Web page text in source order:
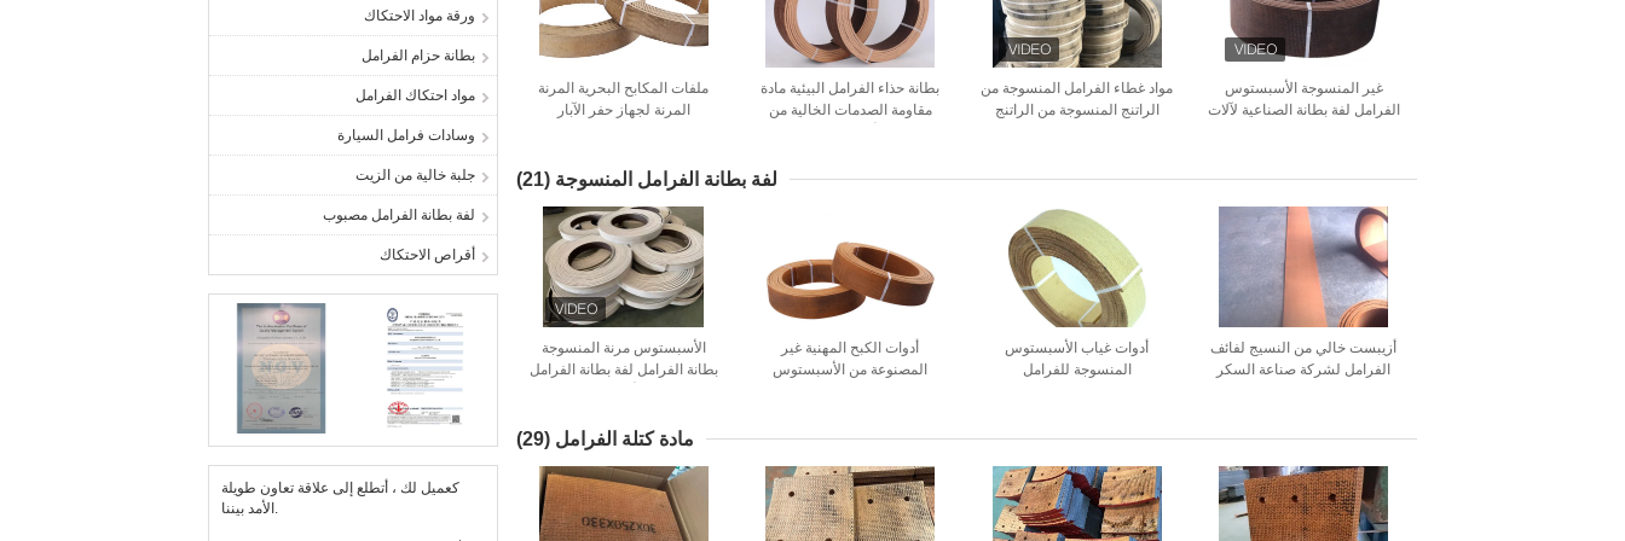
ورقة مواد الاحتكاك
بطانة حزام الفرامل
مواد احتكاك الفرامل
وسادات فرامل السيارة
جلبة خالية من الزيت
لفة بطانة الفرامل مصبوب
أقراص الاحتكاك
كعميل لك ، أتطلع إلى علاقة تعاون طويلة
الأمد بيننا.
ملفات المكابح البحرية المرنة
المرنة لجهاز حفر الآبار
بطانة حذاء الفرامل البيئية مادة
مقاومة الصدمات الخالية من
مواد غطاء الفرامل المنسوجة من
الراتنج المنسوجة من الراتنج
غير المنسوجة الأسبستوس
الفرامل لفة بطانة الصناعية لآلات
لفة بطانة الفرامل المنسوجة (21)
الأسبستوس مرنة المنسوجة
بطانة الفرامل لفة بطانة الفرامل
أدوات الكبح المهنية غير
المصنوعة من الأسبستوس
أدوات غياب الأسبستوس
المنسوجة للفرامل
أزيبست خالي من النسيج لفائف
الفرامل لشركة صناعة السكر
مادة كتلة الفرامل (29)